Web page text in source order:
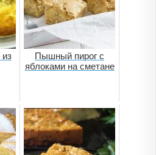
из
Пышный пирог с
яблоками на сметане